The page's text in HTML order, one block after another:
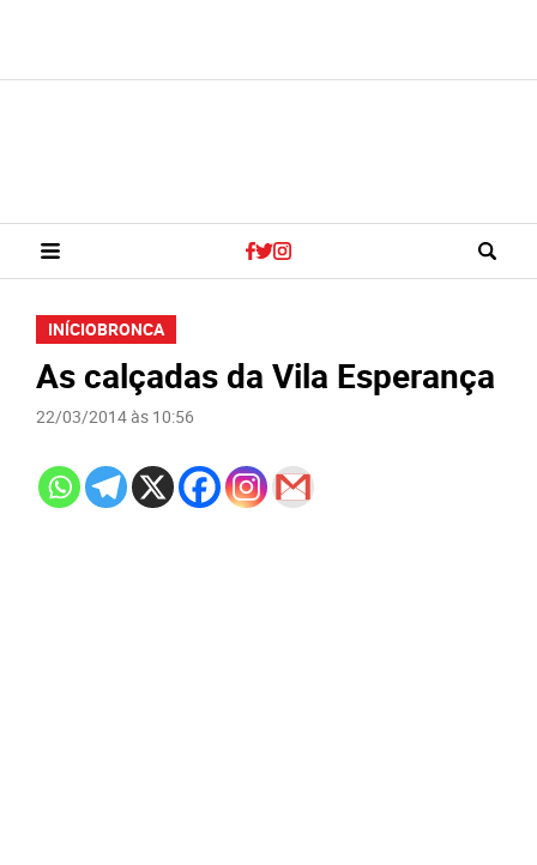
INÍCIOBRONCA
As calçadas da Vila Esperança
22/03/2014 às 10:56